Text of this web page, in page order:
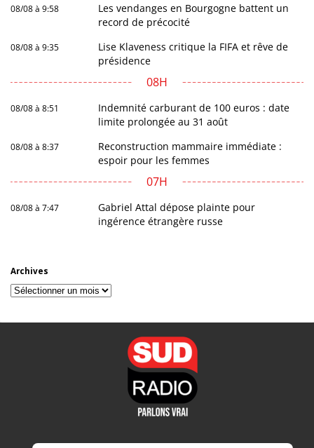
08/08 à 9:58
Les vendanges en Bourgogne battent un
record de précocité
08/08 à 9:35
Lise Klaveness critique la FIFA et rêve de
présidence
08H
08/08 à 8:51
Indemnité carburant de 100 euros : date
limite prolongée au 31 août
08/08 à 8:37
Reconstruction mammaire immédiate :
espoir pour les femmes
07H
08/08 à 7:47
Gabriel Attal dépose plainte pour
ingérence étrangère russe
Archives
Archives